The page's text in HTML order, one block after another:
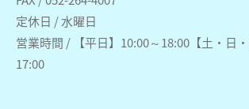
定休日 / 水曜日
営業時間 / 【平日】10:00～18:00【土・日
17:00